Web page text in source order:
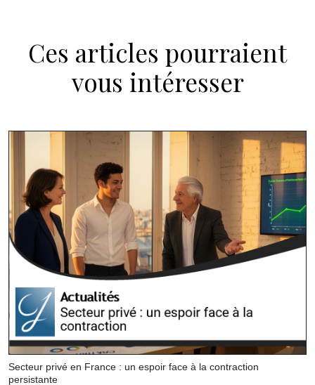
Ces articles pourraient
vous intéresser
Secteur privé en France : un espoir face à la contraction
persistante